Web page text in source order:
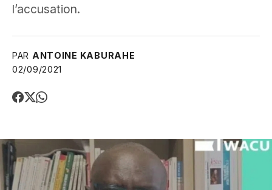
l’accusation.
PAR ANTOINE KABURAHE
02/09/2021